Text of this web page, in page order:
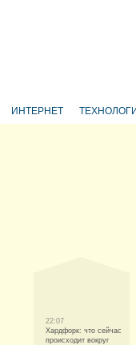
ИНТЕРНЕТ
22:07
Хардфорк: что сейчас
происходит вокруг